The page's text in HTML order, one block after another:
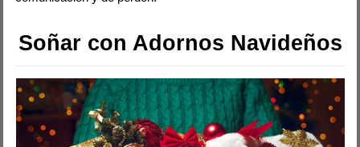
Soñar con Adornos Navideños